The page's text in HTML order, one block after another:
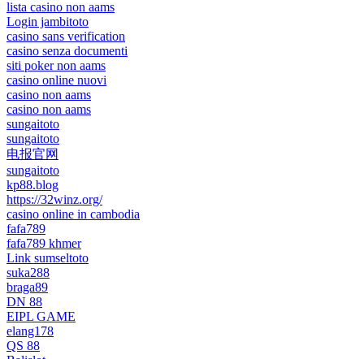
lista casino non aams
Login jambitoto
casino sans verification
casino senza documenti
siti poker non aams
casino online nuovi
casino non aams
casino non aams
sungaitoto
sungaitoto
电报官网
sungaitoto
kp88.blog
https://32winz.org/
casino online in cambodia
fafa789
fafa789 khmer
Link sumseltoto
suka288
braga89
DN 88
EIPL GAME
elang178
QS 88